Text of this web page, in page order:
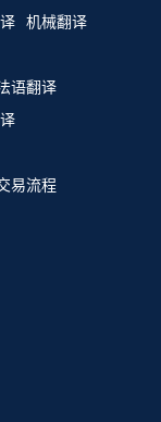
机械翻译
语翻译
易流程